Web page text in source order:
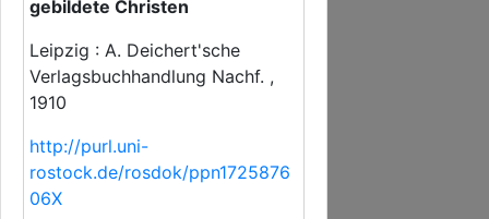
gebildete Christen
Leipzig : A. Deichert'sche
Verlagsbuchhandlung Nachf. ,
1910
http://purl.uni-
rostock.de/rosdok/ppn1725876
06X